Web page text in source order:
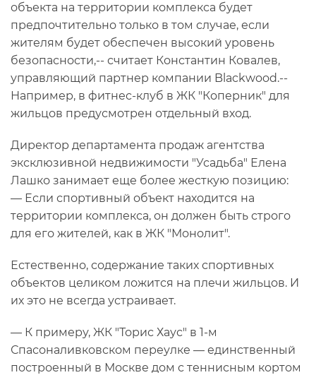
объекта на территории комплекса будет
предпочтительно только в том случае, если
жителям будет обеспечен высокий уровень
безопасности,-- считает Константин Ковалев,
управляющий партнер компании Blackwood.--
Например, в фитнес-клуб в ЖК "Коперник" для
жильцов предусмотрен отдельный вход.
Директор департамента продаж агентства
эксклюзивной недвижимости "Усадьба" Елена
Лашко занимает еще более жесткую позицию:
— Если спортивный объект находится на
территории комплекса, он должен быть строго
для его жителей, как в ЖК "Монолит".
Естественно, содержание таких спортивных
объектов целиком ложится на плечи жильцов. И
их это не всегда устраивает.
— К примеру, ЖК "Торис Хаус" в 1-м
Спасоналивковском переулке — единственный
построенный в Москве дом с теннисным кортом